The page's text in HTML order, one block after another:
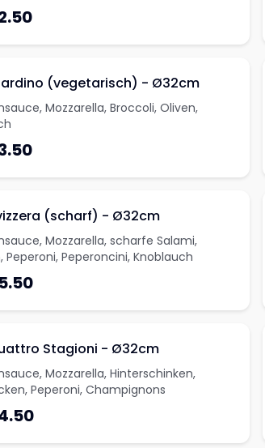
(vegetarisch) - Ø32cm
Mozzarella, Broccoli, Oliven,
(scharf) - Ø32cm
Mozzarella, scharfe Salami,
Peperoni, Peperoncini, Knoblauch
Stagioni - Ø32cm
Mozzarella, Hinterschinken,
Peperoni, Champignons